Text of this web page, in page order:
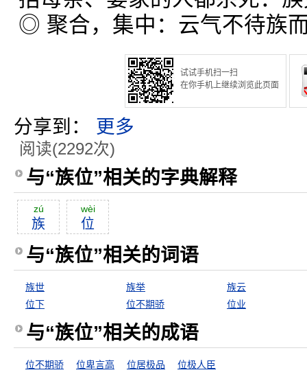
◎ 聚合，集中：云气不待族
试试手机扫一扫
在你手机上继续浏览此页面
分享到： 更多
阅读(2292次)
与“族位”相关的字典解释
zú
族
wèi
位
与“族位”相关的词语
族世 族举
族云
位下
位不期骄 位业
与“族位”相关的成语
位不期骄 位卑言高 位居极品 位极人臣